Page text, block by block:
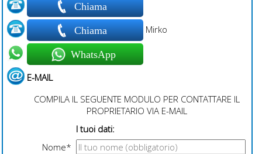
Chiama
Chiama Mirko
WhatsApp
E-MAIL
COMPILA IL SEGUENTE MODULO PER CONTATTARE IL
PROPRIETARIO VIA E-MAIL
I tuoi dati:
Nome*